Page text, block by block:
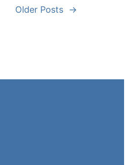
Older Posts →